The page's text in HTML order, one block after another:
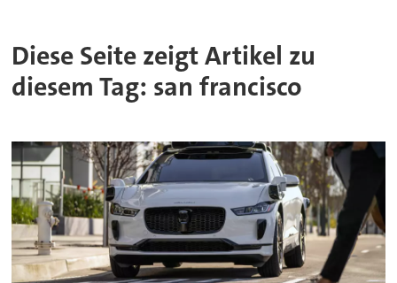
Diese Seite zeigt Artikel zu
diesem Tag: san francisco